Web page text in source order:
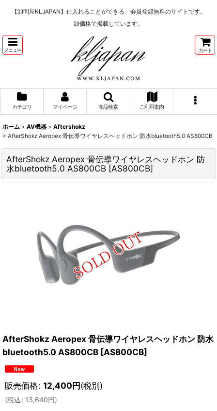
【卸問屋KLJAPAN】仕入れることができる、会員登録無料のサイトです。
卸価格で掲載しています。
メニュー カート
カテゴリ マイページ 商品検索 ご利用案内
ホーム > AV機器 > Aftershokz
> AfterShokz Aeropex 骨伝導ワイヤレスヘッドホン 防水bluetooth5.0 AS800CB
AfterShokz Aeropex 骨伝導ワイヤレスヘッドホン 防
水bluetooth5.0 AS800CB [AS800CB]
AfterShokz Aeropex 骨伝導ワイヤレスヘッドホン 防水
bluetooth5.0 AS800CB [AS800CB]
販売価格: 12,400円(税別)
(税込: 13,640円)